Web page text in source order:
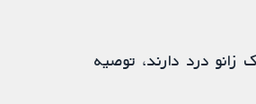
زانو درد دارند، توصیه